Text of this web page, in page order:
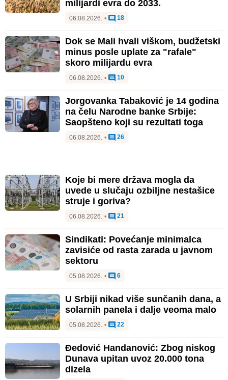
milijardi evra do 2033.
06.08.2026. • 18
Dok se Mali hvali viškom, budžetski
minus posle uplate za "rafale"
skoro milijardu evra
06.08.2026. • 10
Jorgovanka Tabaković je 14 godina
na čelu Narodne banke Srbije:
Saopšteno koji su rezultati toga
06.08.2026. • 26
Koje bi mere država mogla da
uvede u slučaju ozbiljne nestašice
struje i goriva?
06.08.2026. • 21
Sindikati: Povećanje minimalca
zavisiće od rasta zarada u javnom
sektoru
05.08.2026. • 6
U Srbiji nikad više sunčanih dana, a
solarnih panela i dalje veoma malo
05.08.2026. • 22
Đedović Handanović: Zbog niskog
Dunava upitan uvoz 20.000 tona
dizela